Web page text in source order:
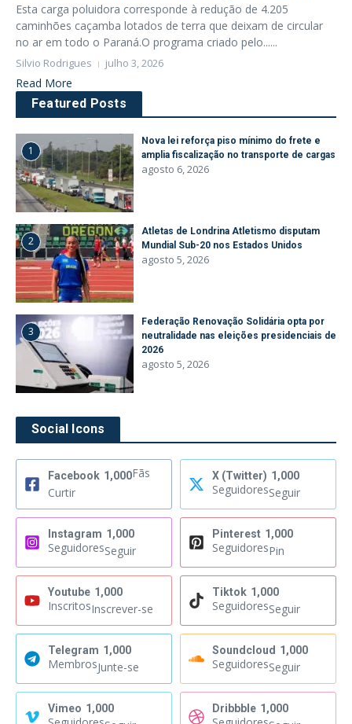
Esta carga poluidora corresponde à redução de 4.205
caminhões caçamba lotados de terra que deixam de circular
no ar em todo o Paraná.O programa criado pelo......
Silvio Rodrigues julho 3, 2026
Read More
Featured Posts
1
Nova lei reforça piso mínimo do frete e
amplia fiscalização no transporte de cargas
agosto 6, 2026
2
Atletas de Londrina Atletismo disputam
Mundial Sub-20 nos Estados Unidos
agosto 5, 2026
3
Federação Renovação Solidária opta por
neutralidade nas eleições presidenciais de
2026
agosto 5, 2026
Social Icons
Facebook 1,000Fãs
Curtir
X (Twitter) 1,000
SeguidoresSeguir
Instagram 1,000
SeguidoresSeguir
Pinterest 1,000
SeguidoresPin
Youtube 1,000
InscritosInscrever-se
Tiktok 1,000
SeguidoresSeguir
Telegram 1,000
MembrosJunte-se
Soundcloud 1,000
SeguidoresSeguir
Vimeo 1,000 Dribbble 1,000